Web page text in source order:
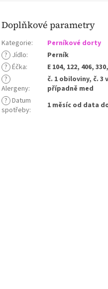
Doplňkové parametry
Kategorie:
Perníkové dorty
? Jídlo:
Perník
? Éčka:
E 104, 122, 406,
?
Alergeny:
č. 1 obiloviny, č. 3
případně med
? Datum
spotřeby: 1 měsíc od data